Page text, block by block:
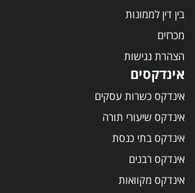
בין דין לממונות
מכרזים
הצהרת נגישות
אינדקסים
אינדקס כשרות עסקים
אינדקס שיעורי תורה
אינדקס בתי כנסת
אינדקס רבנים
אינדקס מקוואות